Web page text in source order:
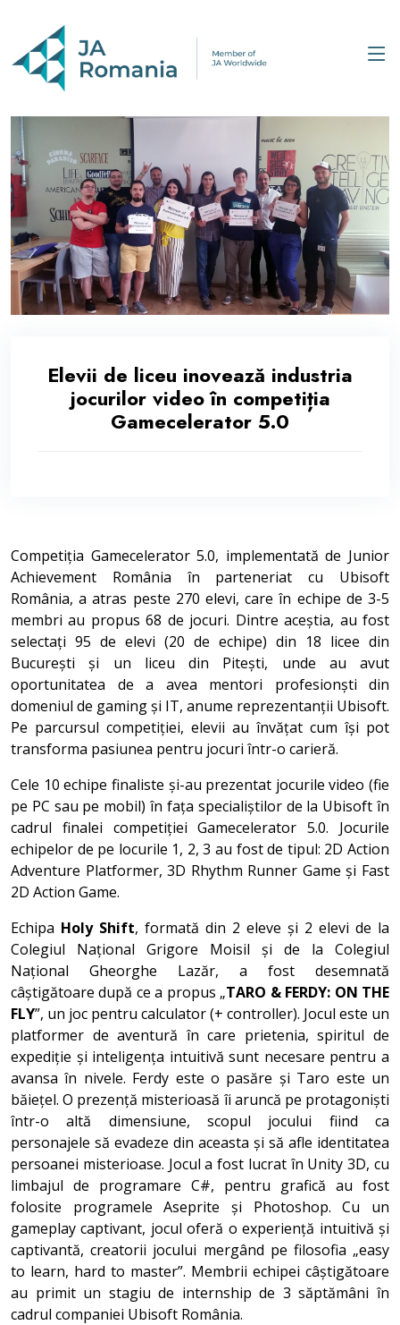
Elevii de liceu inovează industria
jocurilor video în competiția
Gamecelerator 5.0
Competiția Gamecelerator 5.0, implementată de Junior
Achievement România în parteneriat cu Ubisoft
România, a atras peste 270 elevi, care în echipe de 3-5
membri au propus 68 de jocuri. Dintre aceștia, au fost
selectați 95 de elevi (20 de echipe) din 18 licee din
București și un liceu din Pitești, unde au avut
oportunitatea de a avea mentori profesionști din
domeniul de gaming și IT, anume reprezentanții Ubisoft.
Pe parcursul competiției, elevii au învățat cum își pot
transforma pasiunea pentru jocuri într-o carieră.
Cele 10 echipe finaliste și-au prezentat jocurile video (fie
pe PC sau pe mobil) în fața specialiștilor de la Ubisoft în
cadrul finalei competiției Gamecelerator 5.0. Jocurile
echipelor de pe locurile 1, 2, 3 au fost de tipul: 2D Action
Adventure Platformer, 3D Rhythm Runner Game și Fast
2D Action Game.
Echipa Holy Shift, formată din 2 eleve și 2 elevi de la
Colegiul Național Grigore Moisil și de la Colegiul
Național Gheorghe Lazăr, a fost desemnată
câștigătoare după ce a propus „TARO & FERDY: ON THE
FLY”, un joc pentru calculator (+ controller). Jocul este un
platformer de aventură în care prietenia, spiritul de
expediție și inteligența intuitivă sunt necesare pentru a
avansa în nivele. Ferdy este o pasăre și Taro este un
băiețel. O prezență misterioasă îi aruncă pe protagoniști
într-o altă dimensiune, scopul jocului fiind ca
personajele să evadeze din aceasta și să afle identitatea
persoanei misterioase. Jocul a fost lucrat în Unity 3D, cu
limbajul de programare C#, pentru grafică au fost
folosite programele Aseprite și Photoshop. Cu un
gameplay captivant, jocul oferă o experiență intuitivă și
captivantă, creatorii jocului mergând pe filosofia „easy
to learn, hard to master”. Membrii echipei câștigătoare
au primit un stagiu de internship de 3 săptămâni în
cadrul companiei Ubisoft România.